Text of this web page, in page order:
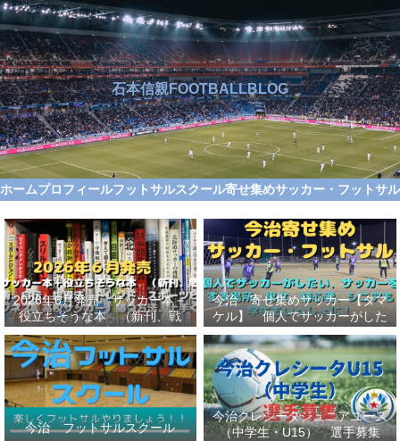
石本信親FOOTBALLBLOG
ホームプロフィールフットサルスクール寄せ集めサッカー・フット
2026年6月発売 サッカー本＋
役立ちそうな本 （新刊、戦
術、自伝、指導法、トレンド、
スポーツビジネス、高校サッカ
ー）勝つ方法、上手くなる方法
を見つけよう！
今治 寄せ集めサッカー【タマ
ケル】 個人でサッカーがした
い、サッカーをする場所、男
女、初心者、シニアも学生もい
っしょに！【タマケル】
今治 フットサルスクール
今治クレシータジュニアユース
（中学生・U15） 選手募集